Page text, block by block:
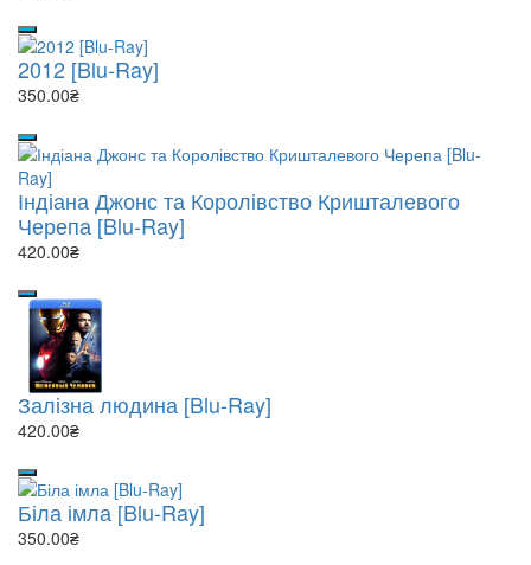
2012 [Blu-Ray]
350.00₴
Індіана Джонс та Королівство Кришталевого
Черепа [Blu-Ray]
420.00₴
Залізна людина [Blu-Ray]
420.00₴
Біла імла [Blu-Ray]
350.00₴